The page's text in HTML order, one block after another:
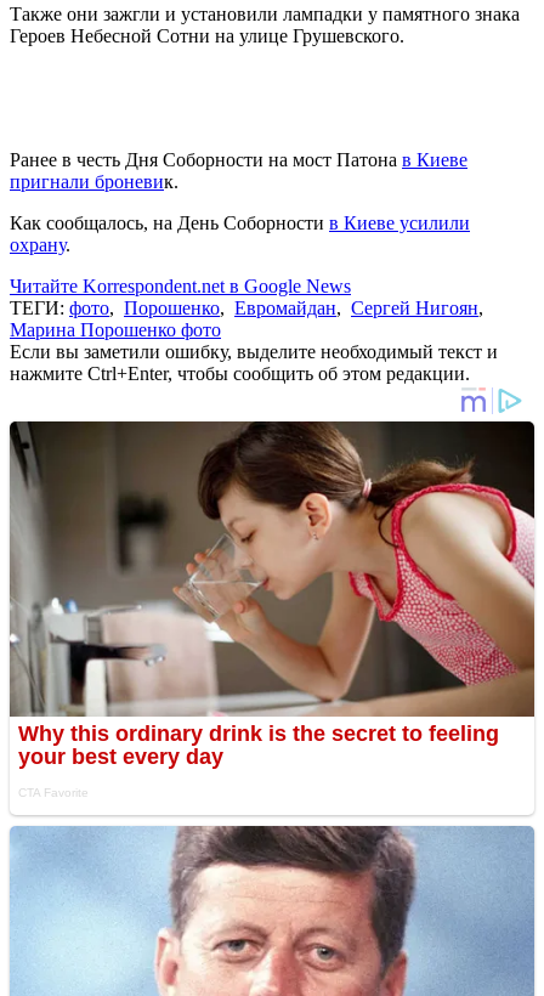
Также они зажгли и установили лампадки у памятного знака
Героев Небесной Сотни на улице Грушевского.
Ранее в честь Дня Соборности на мост Патона в Киеве
пригнали броневик.
Как сообщалось, на День Соборности в Киеве усилили
охрану.
Читайте Korrespondent.net в Google News
ТЕГИ: фото, Порошенко, Евромайдан, Сергей Нигоян,
Марина Порошенко фото
Если вы заметили ошибку, выделите необходимый текст и
нажмите Ctrl+Enter, чтобы сообщить об этом редакции.